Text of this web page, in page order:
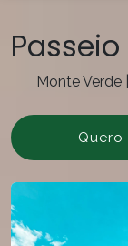
Monte Verde
Quero